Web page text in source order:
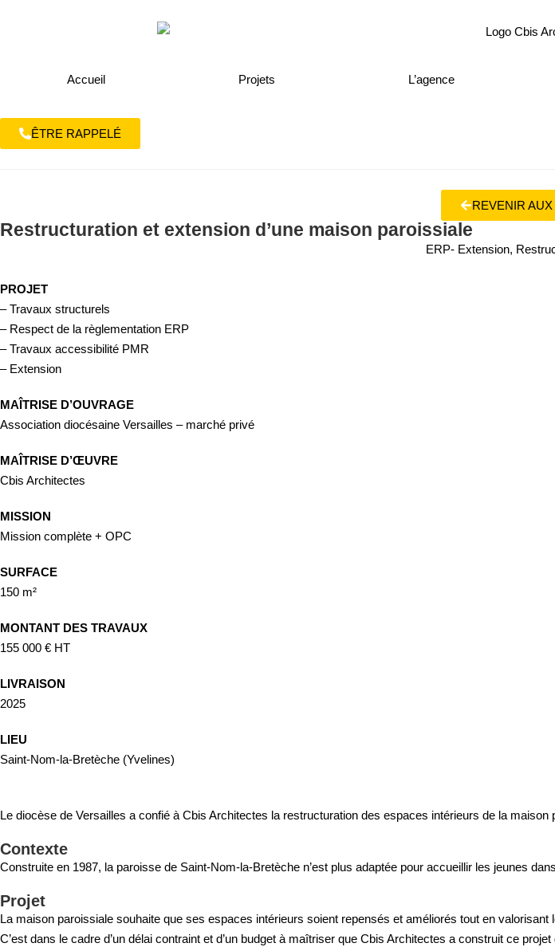
Accueil Projets L’agence
ÊTRE RAPPELÉ
REVENIR
Restructuration et extension d’une maison paroissiale
ERP- Extension,
PROJET
– Travaux structurels
– Respect de la règlementation ERP
– Travaux accessibilité PMR
– Extension
MAÎTRISE D’OUVRAGE
Association diocésaine Versailles – marché privé
MAÎTRISE D’ŒUVRE
Cbis Architectes
MISSION
Mission complète + OPC
SURFACE
150 m²
MONTANT DES TRAVAUX
155 000 € HT
LIVRAISON
2025
LIEU
Saint-Nom-la-Bretèche (Yvelines)
Le diocèse de Versailles a confié à Cbis Architectes la restructuration des espaces intérieurs de la
Contexte
Construite en 1987, la paroisse de Saint-Nom-la-Bretèche n’est plus adaptée pour accueillir les jeunes
Projet
La maison paroissiale souhaite que ses espaces intérieurs soient repensés et améliorés tout en valorisant
C’est dans le cadre d’un délai contraint et d’un budget à maîtriser que Cbis Architectes a construit ce